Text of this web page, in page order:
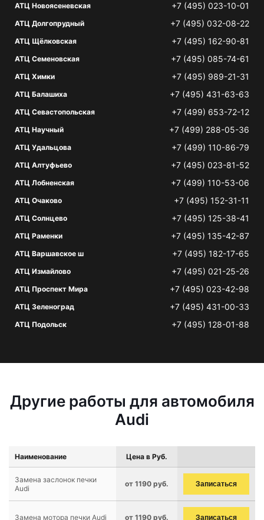
АТЦ Новоясеневская +7 (495) 023-10-01
АТЦ Долгопрудный +7 (495) 032-08-22
АТЦ Щёлковская +7 (495) 162-90-81
АТЦ Семеновская +7 (495) 085-74-61
АТЦ Химки +7 (495) 989-21-31
АТЦ Балашиха +7 (495) 431-63-63
АТЦ Севастопольская +7 (499) 653-72-12
АТЦ Научный +7 (499) 288-05-36
АТЦ Удальцова +7 (499) 110-86-79
АТЦ Алтуфьево +7 (495) 023-81-52
АТЦ Лобненская +7 (499) 110-53-06
АТЦ Очаково +7 (495) 152-31-11
АТЦ Солнцево +7 (495) 125-38-41
АТЦ Раменки +7 (495) 135-42-87
АТЦ Варшавское ш +7 (495) 182-17-65
АТЦ Измайлово +7 (495) 021-25-26
АТЦ Проспект Мира +7 (495) 023-42-98
АТЦ Зеленоград +7 (495) 431-00-33
АТЦ Подольск +7 (495) 128-01-88
Другие работы для автомобиля
Audi
Наименование Цена в Руб.
Замена заслонок печки
Audi
от 1190 руб. Записаться
Замена мотора печки Audi от 1190 руб. Записаться